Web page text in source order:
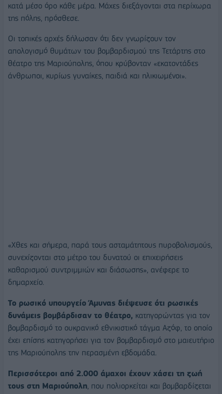
κατά μέσο όρο κάθε μέρα. Μάχες διεξάγονται στα περίχωρα
της πόλης, πρόσθεσε.
Οι τοπικές αρχές δήλωσαν ότι δεν γνωρίζουν τον
απολογισμό θυμάτων του βομβαρδισμού της Τετάρτης στο
θέατρο της Μαριούπολης, όπου κρύβονταν «εκατοντάδες
άνθρωποι, κυρίως γυναίκες, παιδιά και ηλικιωμένοι».
«Χθες και σήμερα, παρά τους ασταμάτητους πυροβολισμούς,
συνεχίζονται στο μέτρο του δυνατού οι επιχειρήσεις
καθαρισμού συντριμμιών και διάσωσης», ανέφερε το
δημαρχείο.
Το ρωσικό υπουργείο Άμυνας διέψευσε ότι ρωσικές
δυνάμεις βομβάρδισαν το θέατρο, κατηγορώντας για τον
βομβαρδισμό το ουκρανικό εθνικιστικό τάγμα Αζόφ, το οποίο
έχει επίσης κατηγορήσει για τον βομβαρδισμό στο μαιευτήριο
της Μαριούπολης την περασμένη εβδομάδα.
Περισσότεροι από 2.000 άμαχοι έχουν χάσει τη ζωή
τους στη Μαριούπολη , που πολιορκείται και βομβαρδίζεται